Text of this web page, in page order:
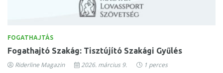
FOGATHAJTÁS
Fogathajtó Szakág: Tisztújító Szakági Gyűlés
Riderline Magazin 2026. március 9. 1 perces